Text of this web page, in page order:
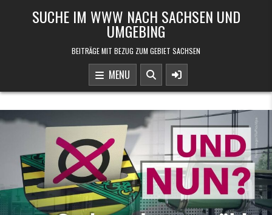
SUCHE IM WWW NACH SACHSEN UND
UMGEBING
BEITRÄGE MIT BEZUG ZUM GEBIET SACHSEN
MENU